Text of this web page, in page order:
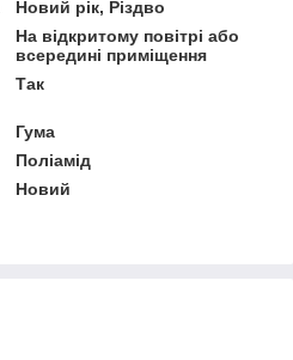
Новий рік, Різдво
На відкритому повітрі або
всередині приміщення
Так
Гума
Поліамід
Новий